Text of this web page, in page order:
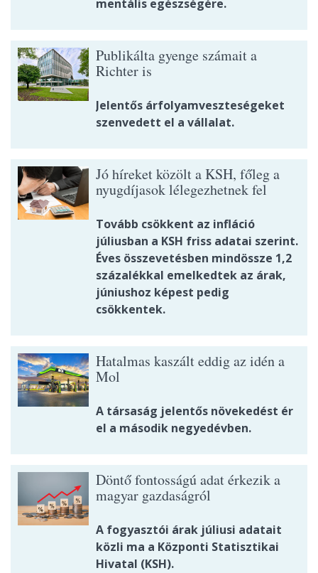
mentális egészségére.
Publikálta gyenge számait a
Richter is
Jelentős árfolyamveszteségeket
szenvedett el a vállalat.
Jó híreket közölt a KSH, főleg a
nyugdíjasok lélegezhetnek fel
Tovább csökkent az infláció
júliusban a KSH friss adatai szerint.
Éves összevetésben mindössze 1,2
százalékkal emelkedtek az árak,
júniushoz képest pedig
csökkentek.
Hatalmas kaszált eddig az idén a
Mol
A társaság jelentős növekedést ér
el a második negyedévben.
Döntő fontosságú adat érkezik a
magyar gazdaságról
A fogyasztói árak júliusi adatait
közli ma a Központi Statisztikai
Hivatal (KSH).